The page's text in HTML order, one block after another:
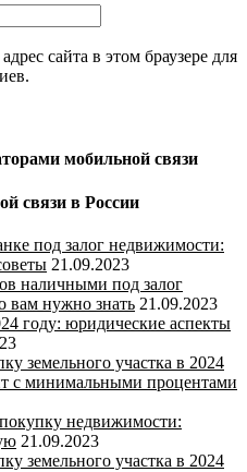
сайта в этом браузере для
мобильной связи
связи в России
под залог недвижимости:
21.09.2023
наличными под залог
вам нужно знать 21.09.2023
году: юридические аспекты
земельного участка в 2024
с минимальными процентами
недвижимости:
21.09.2023
земельного участка в 2024